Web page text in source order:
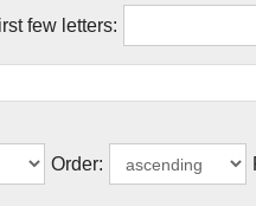
few letters:
Order: